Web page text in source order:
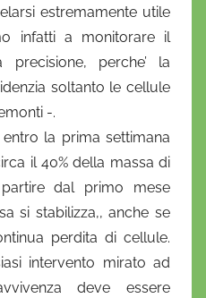
estremamente utile
infatti a monitorare il
perche’ la
soltanto le cellule
-.
la prima settimana
il 40% della massa di
dal primo mese
si stabilizza,, anche se
perdita di cellule.
intervento mirato ad
deve essere